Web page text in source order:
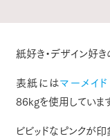
紙好き・デザイン好き
表紙には マーメイ
86kgを使用していま
ビビッドなピンクが印